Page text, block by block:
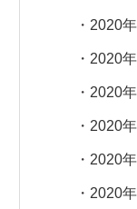
2020
2020
2020
2020
2020
2020